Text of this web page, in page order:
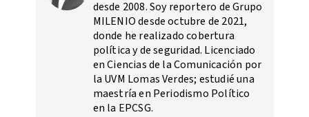
desde 2008. Soy reportero de Grupo
MILENIO desde octubre de 2021,
donde he realizado cobertura
política y de seguridad. Licenciado
en Ciencias de la Comunicación por
la UVM Lomas Verdes; estudié una
maestría en Periodismo Político
en la EPCSG.